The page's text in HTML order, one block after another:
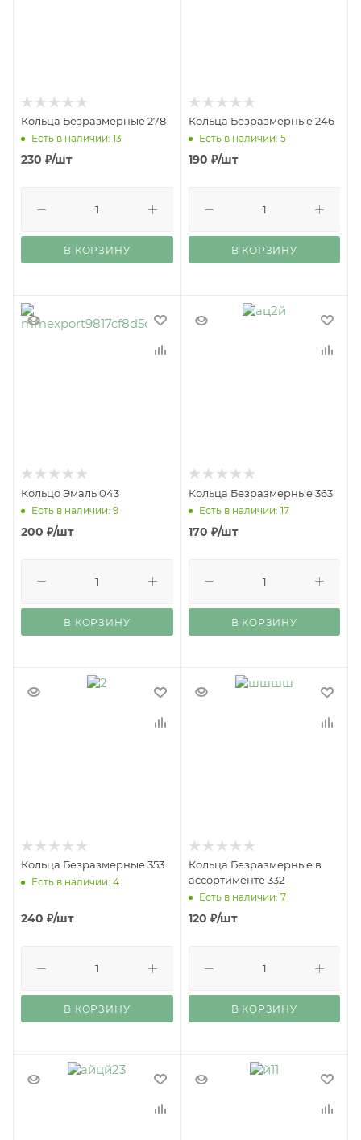
Кольца Безразмерные 278
Есть в наличии: 13
230 ₽/шт
В КОРЗИНУ
Кольца Безразмерные 246
Есть в наличии: 5
190 ₽/шт
В КОРЗИНУ
Кольцо Эмаль 043
Есть в наличии: 9
200 ₽/шт
В КОРЗИНУ
Кольца Безразмерные 363
Есть в наличии: 17
170 ₽/шт
В КОРЗИНУ
Кольца Безразмерные 353
Есть в наличии: 4
240 ₽/шт
В КОРЗИНУ
Кольца Безразмерные в
ассортименте 332
Есть в наличии: 7
120 ₽/шт
В КОРЗИНУ